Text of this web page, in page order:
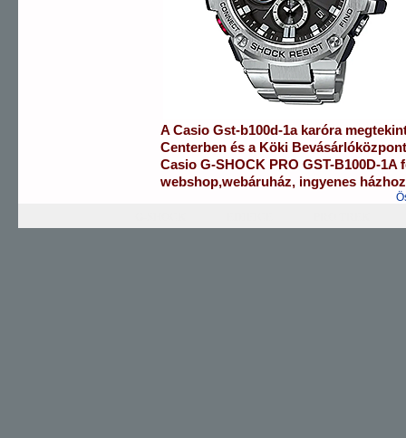
ACasio Gst-b100d-1a karóra
Centerben és a Köki
Casio G-SHOCK PRO GST-B100D-1A
webshop,webáruház, ingyenes